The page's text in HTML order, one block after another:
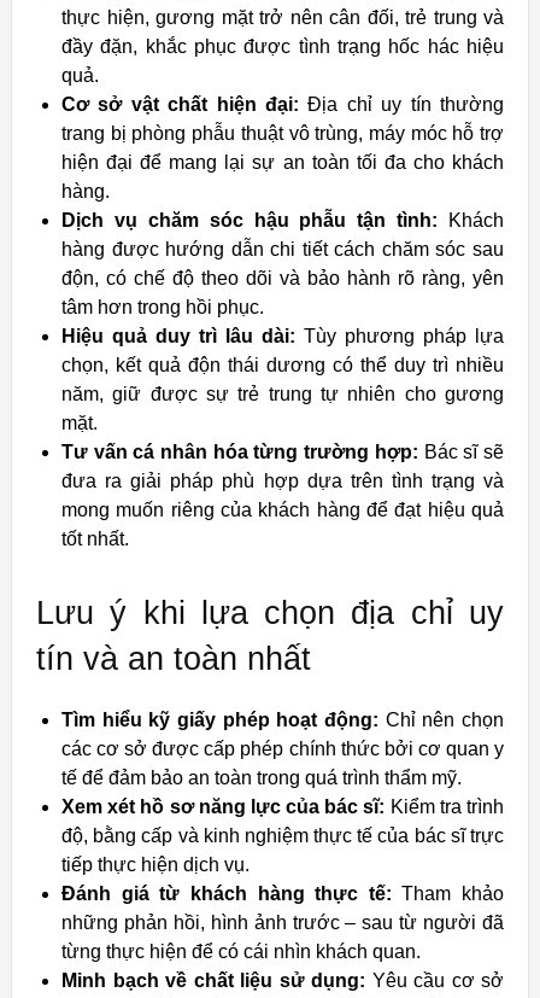
thực hiện, gương mặt trở nên cân đối, trẻ trung và
đầy đặn, khắc phục được tình trạng hốc hác hiệu
quả.
Cơ sở vật chất hiện đại: Địa chỉ uy tín thường
trang bị phòng phẫu thuật vô trùng, máy móc hỗ trợ
hiện đại để mang lại sự an toàn tối đa cho khách
hàng.
Dịch vụ chăm sóc hậu phẫu tận tình: Khách
hàng được hướng dẫn chi tiết cách chăm sóc sau
độn, có chế độ theo dõi và bảo hành rõ ràng, yên
tâm hơn trong hồi phục.
Hiệu quả duy trì lâu dài: Tùy phương pháp lựa
chọn, kết quả độn thái dương có thể duy trì nhiều
năm, giữ được sự trẻ trung tự nhiên cho gương
mặt.
Tư vấn cá nhân hóa từng trường hợp: Bác sĩ sẽ
đưa ra giải pháp phù hợp dựa trên tình trạng và
mong muốn riêng của khách hàng để đạt hiệu quả
tốt nhất.
Lưu ý khi lựa chọn địa chỉ uy
tín và an toàn nhất
Tìm hiểu kỹ giấy phép hoạt động: Chỉ nên chọn
các cơ sở được cấp phép chính thức bởi cơ quan y
tế để đảm bảo an toàn trong quá trình thẩm mỹ.
Xem xét hồ sơ năng lực của bác sĩ: Kiểm tra trình
độ, bằng cấp và kinh nghiệm thực tế của bác sĩ trực
tiếp thực hiện dịch vụ.
Đánh giá từ khách hàng thực tế: Tham khảo
những phản hồi, hình ảnh trước – sau từ người đã
từng thực hiện để có cái nhìn khách quan.
Minh bạch về chất liệu sử dụng: Yêu cầu cơ sở